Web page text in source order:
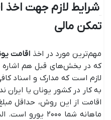
شرایط لازم جهت اخذ
تمکن مالی
مهم‌ترین مورد در اخذ اقامت
که در بخش‌های قبل هم اشاره
لازم است که مدارک و اسناد
اقامت از این روش، حداقل
ماهانه شما